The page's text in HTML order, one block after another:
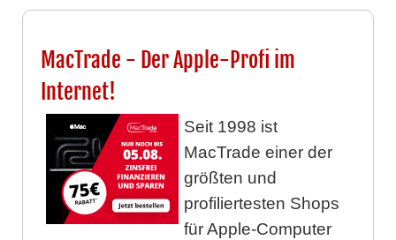
MacTrade - Der Apple-Profi im
Internet!
Seit 1998 ist
MacTrade einer der
größten und
profiliertesten Shops
für Apple-Computer